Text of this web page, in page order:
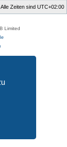
Alle Zeiten sind UTC+02:00
Limited